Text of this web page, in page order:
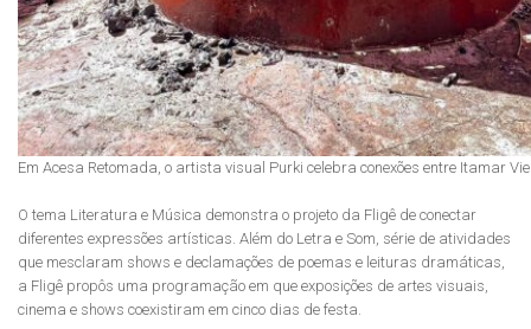
Em Acesa Retomada, o artista visual Purki celebra conexões entre Itamar
O tema Literatura e Música demonstra o projeto da Fligê de conectar
diferentes expressões artísticas. Além do Letra e Som, série de atividades
que mesclaram shows e declamações de poemas e leituras dramáticas,
a Fligê propôs uma programação em que exposições de artes visuais,
cinema e shows coexistiram em cinco dias de festa.